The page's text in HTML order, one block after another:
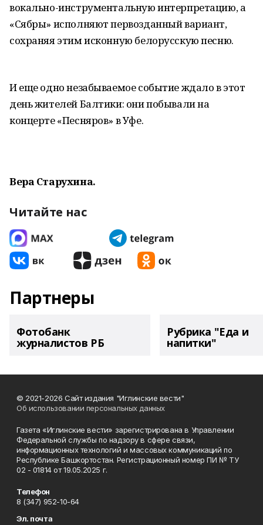
вокально-инструментальную интерпретацию, а
«Сябры» исполняют первозданный вариант,
сохраняя этим исконную белорусскую песню.
И еще одно незабываемое событие ждало в этот
день жителей Балтики: они побывали на
концерте «Песняров» в Уфе.
Вера Старухина.
Читайте нас
Партнеры
Фотобанк
журналистов РБ
Рубрика "Еда и
напитки"
© 2021-2026 Сайт издания "Иглинские вести"
Об использовании персональных данных
Газета «Иглинские вести» зарегистрирована в Управлении
Федеральной службы по надзору в сфере связи,
информационных технологий и массовых коммуникаций по
Республике Башкортостан. Регистрационный номер ПИ № ТУ
02 - 01814 от 19.05.2025 г.
Телефон
8 (347) 952-10-64
Эл. почта